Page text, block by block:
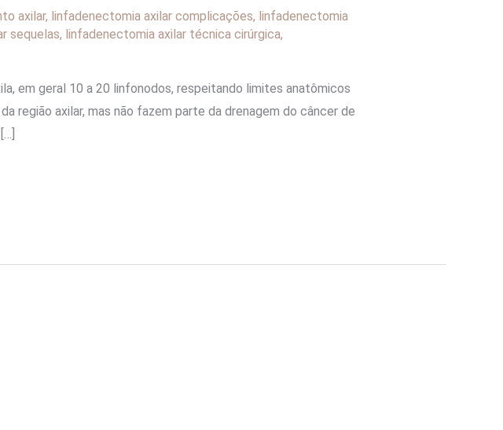
axilar, linfadenectomia axilar complicações, linfadenectomia
sequelas, linfadenectomia axilar técnica cirúrgica,
em geral 10 a 20 linfonodos, respeitando limites anatômicos
região axilar, mas não fazem parte da drenagem do câncer de